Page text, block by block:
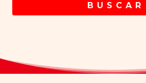
B U S C A R